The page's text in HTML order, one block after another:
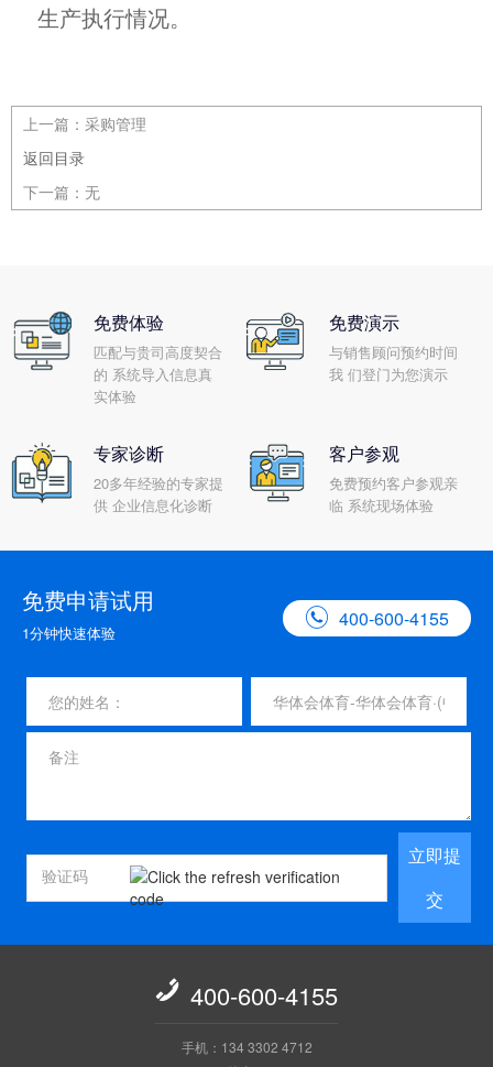
生产执行情况。
上一篇： 采购管理
返回目录
下一篇： 无
免费体验
匹配与贵司高度契合
的 系统导入信息真
实体验
免费演示
与销售顾问预约时间
我 们登门为您演示
专家诊断
20多年经验的专家提
供 企业信息化诊断
客户参观
免费预约客户参观亲
临 系统现场体验
免费申请试用
1分钟快速体验
 400-600-4155
立即提
交
 400-600-4155
手机：134 3302 4712